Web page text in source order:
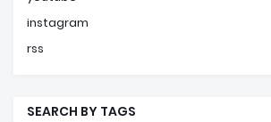
instagram
rss
SEARCH BY TAGS